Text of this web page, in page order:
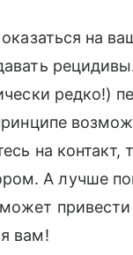
на
редко!)
на контакт,
А лучше
вам!